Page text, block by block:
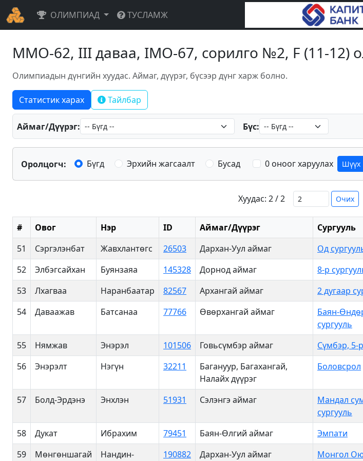
ОЛИМПИАД ТУСЛАМЖ
ММО-62, III даваа, IMO-67, сорилго №2, F (11-12)
Олимпиадын дүнгийн хуудас. Аймаг, дүүрэг, бүсээр дүнг харж болно.
Статистик харах Тайлбар
Аймаг/Дүүрэг: Бүс:
Оролцогч: Бүгд Эрхийн жагсаалт Бусад 0 оноог харуулах Шүүх
Хуудас: 2 / 2 Очих
# Овог Нэр ID Аймаг/Дүүрэг Сургууль
51
Сэргэлэнбат Жавхлантөгс 26503 Дархан-Уул аймаг Од
52
Элбэгсайхан Буянзаяа 145328 Дорнод аймаг 8-р
53
Лхагваа Наранбаатар 82567 Архангай аймаг 2 дугаар
54
Даваажав Батсанаа 77766 Өвөрхангай аймаг
Баян-
сургууль
55 Нямжав Энэрэл 101506 Говьсүмбэр аймаг Сүмбэр, 5-
56
Энэрэлт Нэгүн 32211
Багануур, Багахангай,
Налайх дүүрэг
Боловсрол
57 Болд-Эрдэнэ Энхлэн 51931 Сэлэнгэ аймаг
Мандал
сургууль
58 Дукат Ибрахим 79451 Баян-Өлгий аймаг Эмпати
59
Мөнгөншагай Нандин- 190882 Дархан-Уул аймаг Монгол